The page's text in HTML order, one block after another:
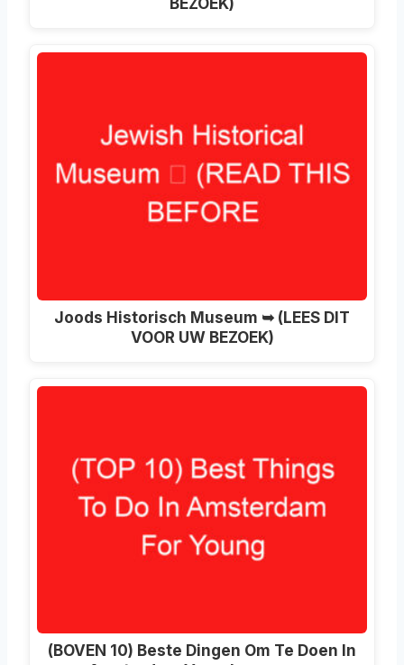
Joods Historisch Museum ➥ (LEES DIT
VOOR UW BEZOEK)
(BOVEN 10) Beste Dingen Om Te Doen In